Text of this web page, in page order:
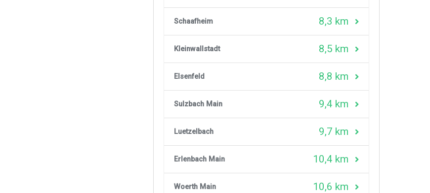
Schaafheim 8,3 km
Kleinwallstadt 8,5 km
Elsenfeld 8,8 km
Sulzbach Main 9,4 km
Luetzelbach 9,7 km
Erlenbach Main 10,4 km
Woerth Main 10,6 km